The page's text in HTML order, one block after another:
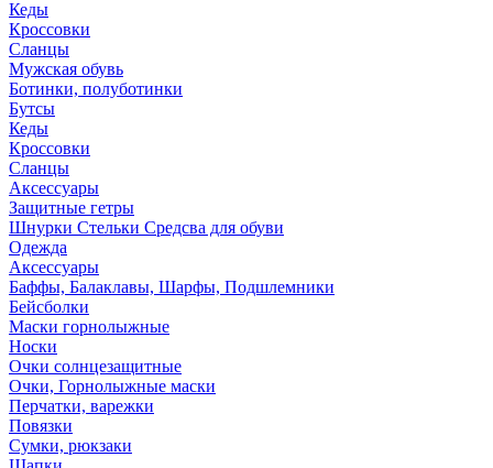
Кеды
Кроссовки
Сланцы
Мужская обувь
Ботинки, полуботинки
Бутсы
Кеды
Кроссовки
Сланцы
Аксессуары
Защитные гетры
Шнурки Стельки Средсва для обуви
Одежда
Аксессуары
Баффы, Балаклавы, Шарфы, Подшлемники
Бейсболки
Маски горнолыжные
Носки
Очки солнцезащитные
Очки, Горнолыжные маски
Перчатки, варежки
Повязки
Сумки, рюкзаки